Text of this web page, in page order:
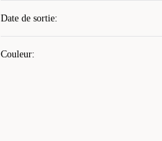
Date de sortie:
Couleur: